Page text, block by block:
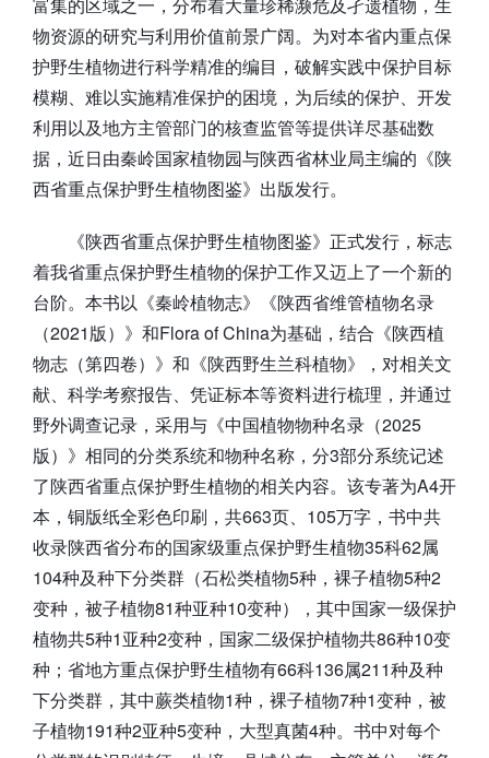
物资源的研究与利用价值前景广阔。为对本省内重点保
护野生植物进行科学精准的编目，破解实践中保护目标
模糊、难以实施精准保护的困境，为后续的保护、开发
利用以及地方主管部门的核查监管等提供详尽基础数
据，近日由秦岭国家植物园与陕西省林业局主编的《陕
西省重点保护野生植物图鉴》出版发行。
《陕西省重点保护野生植物图鉴》正式发行，标志
着我省重点保护野生植物的保护工作又迈上了一个新的
台阶。本书以《秦岭植物志》《陕西省维管植物名录
（2021版）》和Flora of China为基础，结合《陕西植
物志（第四卷）》和《陕西野生兰科植物》，对相关文
献、科学考察报告、凭证标本等资料进行梳理，并通过
野外调查记录，采用与《中国植物物种名录（2025
版）》相同的分类系统和物种名称，分3部分系统记述
了陕西省重点保护野生植物的相关内容。该专著为A4开
本，铜版纸全彩色印刷，共663页、105万字，书中共
收录陕西省分布的国家级重点保护野生植物35科62属
104种及种下分类群（石松类植物5种，裸子植物5种2
变种，被子植物81种亚种10变种），其中国家一级保护
植物共5种1亚种2变种，国家二级保护植物共86种10变
种；省地方重点保护野生植物有66科136属211种及种
下分类群，其中蕨类植物1种，裸子植物7种1变种，被
子植物191种2亚种5变种，大型真菌4种。书中对每个